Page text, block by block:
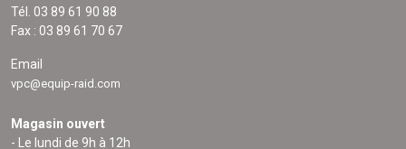
Tél. 03 89 61 90 88
Fax : 03 89 61 70 67
Email
vpc@equip-raid.com
Magasin ouvert
- Le lundi de 9h à 12h